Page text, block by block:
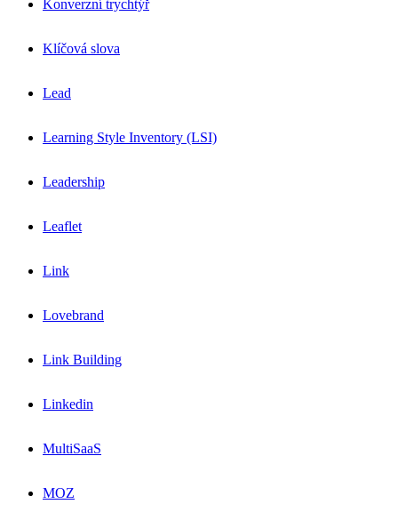
Konverzní trychtýř
Klíčová slova
Lead
Learning Style Inventory (LSI)
Leadership
Leaflet
Link
Lovebrand
Link Building
Linkedin
MultiSaaS
MOZ